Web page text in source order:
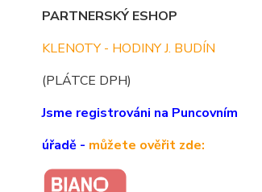
PARTNERSKÝ ESHOP
KLENOTY - HODINY J. BUDÍN
(PLÁTCE DPH)
Jsme registrováni na Puncovním
úřadě - můžete ověřit zde: